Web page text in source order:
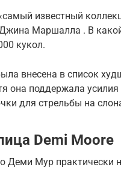
известный
Маршалла . В
кукол.
внесена в список
она поддержала
для стрельбы на
Demi Moore
Деми Мур практически